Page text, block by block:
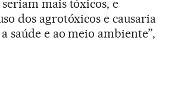
mais tóxicos, e
dos agrotóxicos e causaria
saúde e ao meio ambiente”,